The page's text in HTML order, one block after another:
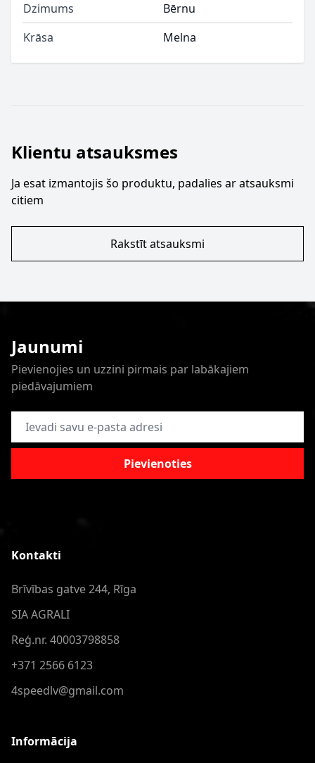
Dzimums
Bērnu
Krāsa
Melna
Klientu atsauksmes
Ja esat izmantojis šo produktu, padalies ar atsauksmi
citiem
Rakstīt atsauksmi
Jaunumi
Pievienojies un uzzini pirmais par labākajiem
piedāvajumiem
E-pasta adrese
Pievienoties
Kontakti
Brīvības gatve 244, Rīga
SIA AGRALI
Reģ.nr. 40003798858
+371 2566 6123
4speedlv@gmail.com
Informācija